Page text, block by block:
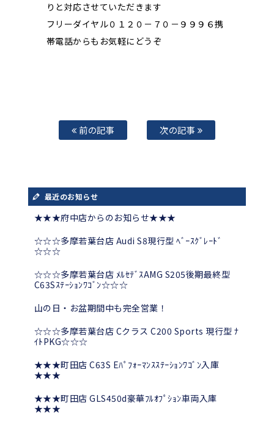
りと対応させていただきます
フリーダイヤル０１２０－７０－９９９６携
帯電話からもお気軽にどうぞ
前の記事 次の記事
最近のお知らせ
★★★府中店からのお知らせ★★★
☆☆☆多摩若葉台店 Audi S8現行型 ﾍﾞｰｽｸﾞﾚｰﾄﾞ
☆☆☆
☆☆☆多摩若葉台店 ﾒﾙｾﾃﾞｽAMG S205後期最終型
C63Sｽﾃｰｼｮﾝﾜｺﾞﾝ☆☆☆
山の日・お盆期間中も完全営業！
☆☆☆多摩若葉台店 Cクラス C200 Sports 現行型 ﾅ
ｲﾄPKG☆☆☆
★★★町田店 C63S Eﾊﾟﾌｫｰﾏﾝｽｽﾃｰｼｮﾝﾜｺﾞﾝ入庫
★★★
★★★町田店 GLS450d豪華ﾌﾙｵﾌﾟｼｮﾝ車両入庫
★★★